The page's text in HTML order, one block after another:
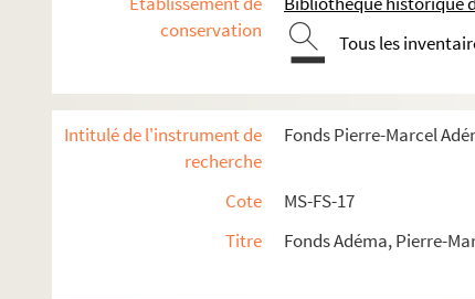
conservation
Tous les
Intitulé de l'instrument de
recherche
Fonds Pierre-Marcel
Cote
MS-FS-17
Titre
Fonds Adéma, Pierre-
Lettres de Pierre-Marcel Adéma
Lettres à Pierre-Marcel Adéma
A-B